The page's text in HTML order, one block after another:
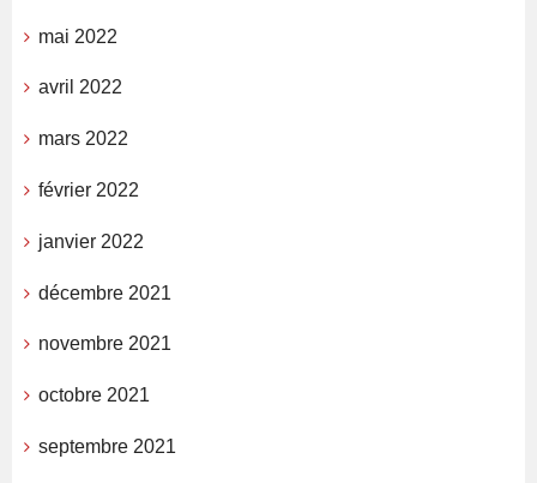
mai 2022
avril 2022
mars 2022
février 2022
janvier 2022
décembre 2021
novembre 2021
octobre 2021
septembre 2021